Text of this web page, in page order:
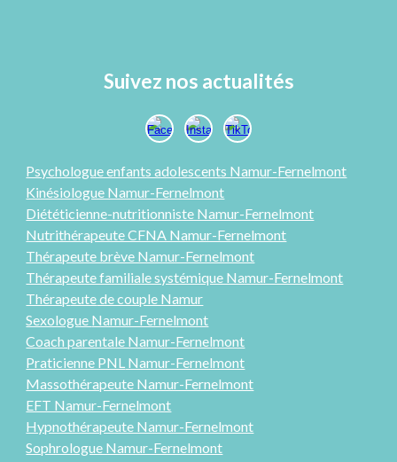
Suivez nos actualités
Psychologue enfants adolescents Namur-Fernelmont
Kinésiologue Namur-Fernelmont
Diététicienne-nutritionniste Namur-Fernelmont
Nutrithérapeute CFNA Namur-Fernelmont
Thérapeute brève Namur-Fernelmont
Thérapeute familiale systémique Namur-Fernelmont
Thérapeutede couple Namur
Sexologue Namur-Fernelmont
Coach parentale Namur-Fernelmont
Praticienne PNL Namur-Fernelmont
Massothérapeute Namur-Fernelmont
EFT Namur-Fernelmont
Hypnothérapeute Namur-Fernelmont
Sophrologue Namur-Fernelmont